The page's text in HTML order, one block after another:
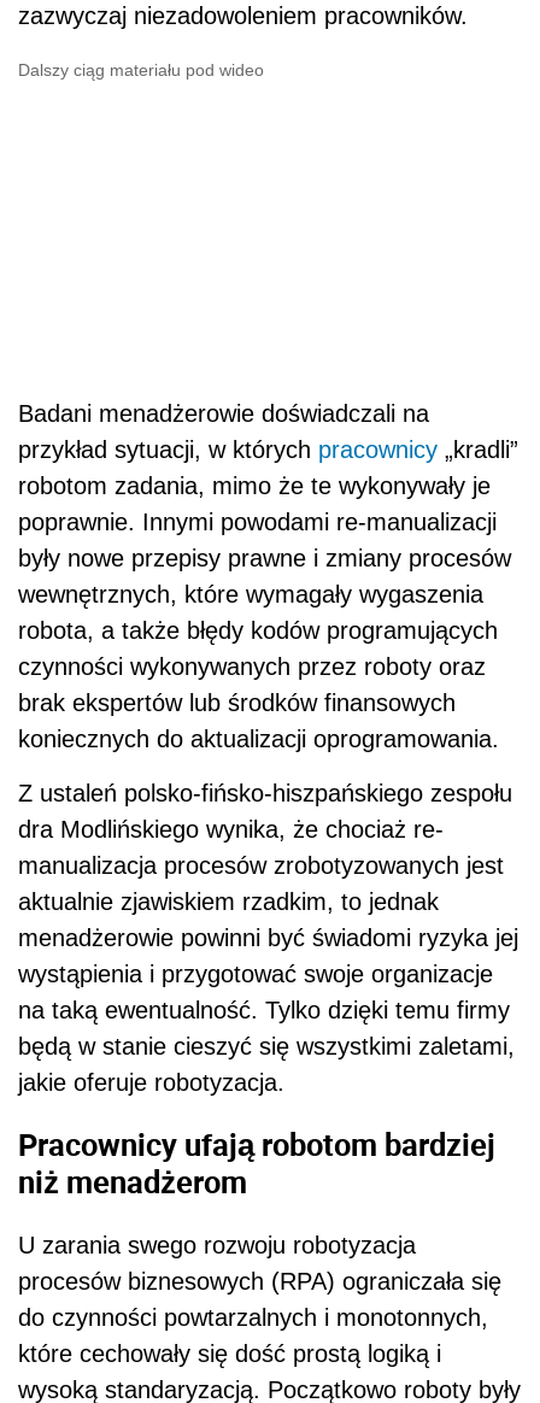
zazwyczaj niezadowoleniem pracowników.
Dalszy ciąg materiału pod wideo
Badani menadżerowie doświadczali na
przykład sytuacji, w których pracownicy „kradli”
robotom zadania, mimo że te wykonywały je
poprawnie. Innymi powodami re-manualizacji
były nowe przepisy prawne i zmiany procesów
wewnętrznych, które wymagały wygaszenia
robota, a także błędy kodów programujących
czynności wykonywanych przez roboty oraz
brak ekspertów lub środków finansowych
koniecznych do aktualizacji oprogramowania.
Z ustaleń polsko-fińsko-hiszpańskiego zespołu
dra Modlińskiego wynika, że chociaż re-
manualizacja procesów zrobotyzowanych jest
aktualnie zjawiskiem rzadkim, to jednak
menadżerowie powinni być świadomi ryzyka jej
wystąpienia i przygotować swoje organizacje
na taką ewentualność. Tylko dzięki temu firmy
będą w stanie cieszyć się wszystkimi zaletami,
jakie oferuje robotyzacja.
Pracownicy ufają robotom bardziej
niż menadżerom
U zarania swego rozwoju robotyzacja
procesów biznesowych (RPA) ograniczała się
do czynności powtarzalnych i monotonnych,
które cechowały się dość prostą logiką i
wysoką standaryzacją. Początkowo roboty były